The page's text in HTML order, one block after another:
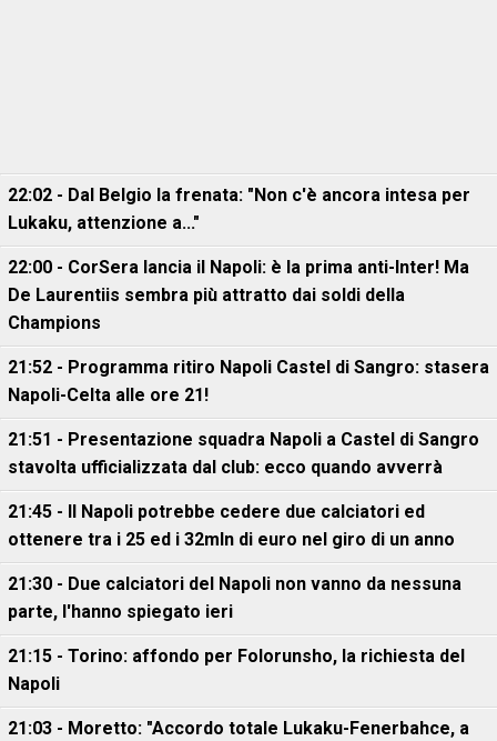
22:02 - Dal Belgio la frenata: "Non c'è ancora intesa per
Lukaku, attenzione a..."
22:00 - CorSera lancia il Napoli: è la prima anti-Inter! Ma
De Laurentiis sembra più attratto dai soldi della
Champions
21:52 - Programma ritiro Napoli Castel di Sangro: stasera
Napoli-Celta alle ore 21!
21:51 - Presentazione squadra Napoli a Castel di Sangro
stavolta ufficializzata dal club: ecco quando avverrà
21:45 - Il Napoli potrebbe cedere due calciatori ed
ottenere tra i 25 ed i 32mln di euro nel giro di un anno
21:30 - Due calciatori del Napoli non vanno da nessuna
parte, l'hanno spiegato ieri
21:15 - Torino: affondo per Folorunsho, la richiesta del
Napoli
21:03 - Moretto: "Accordo totale Lukaku-Fenerbahce, a